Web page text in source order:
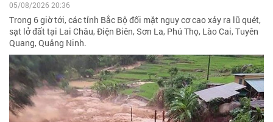
05/08/2026 20:36
Trong 6 giờ tới, các tỉnh Bắc Bộ đối mặt nguy cơ cao xảy ra lũ quét,
sạt lở đất tại Lai Châu, Điện Biên, Sơn La, Phú Thọ, Lào Cai, Tuyên
Quang, Quảng Ninh.